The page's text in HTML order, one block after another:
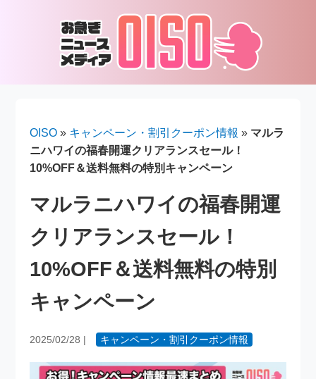
OISO » キャンペーン・割引クーポン情報 » マルラ
ニハワイの福春開運クリアランスセール！
10%OFF＆送料無料の特別キャンペーン
マルラニハワイの福春開運
クリアランスセール！
10%OFF＆送料無料の特別
キャンペーン
2025/02/28 | キャンペーン・割引クーポン情報